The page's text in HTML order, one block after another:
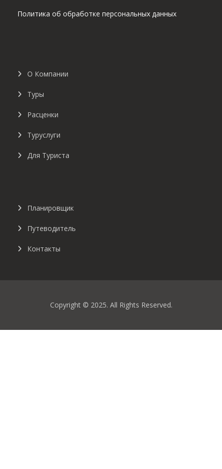
Политика об обработке персональных данных
О Компании
Туры
Расценки
Туруслуги
Для Туриста
Планировщик
Путеводитель
Контакты
Copyright © 2025. All Rights Reserved.